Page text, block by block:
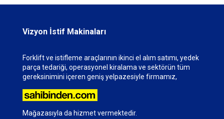
Vizyon İstif Makinaları
Forklift ve istifleme araçlarının ikinci el alım satımı, yedek
parça tedariği, operasyonel kiralama ve sektörün tüm
gereksinimini içeren geniş yelpazesiyle firmamız,
Mağazasıyla da hizmet vermektedir.